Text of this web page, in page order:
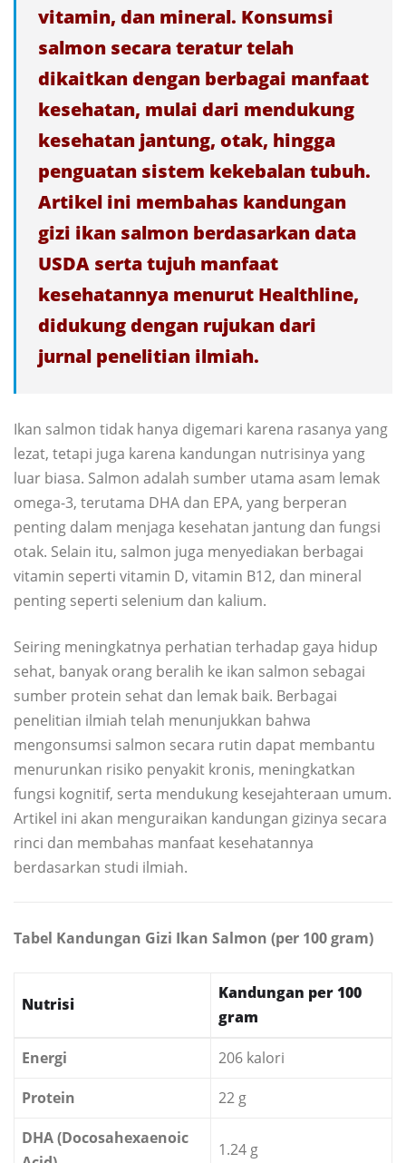
vitamin, dan mineral. Konsumsi
salmon secara teratur telah
dikaitkan dengan berbagai manfaat
kesehatan, mulai dari mendukung
kesehatan jantung, otak, hingga
penguatan sistem kekebalan tubuh.
Artikel ini membahas kandungan
gizi ikan salmon berdasarkan data
USDA serta tujuh manfaat
kesehatannya menurut Healthline,
didukung dengan rujukan dari
jurnal penelitian ilmiah.
Ikan salmon tidak hanya digemari karena rasanya yang
lezat, tetapi juga karena kandungan nutrisinya yang
luar biasa. Salmon adalah sumber utama asam lemak
omega-3, terutama DHA dan EPA, yang berperan
penting dalam menjaga kesehatan jantung dan fungsi
otak. Selain itu, salmon juga menyediakan berbagai
vitamin seperti vitamin D, vitamin B12, dan mineral
penting seperti selenium dan kalium.
Seiring meningkatnya perhatian terhadap gaya hidup
sehat, banyak orang beralih ke ikan salmon sebagai
sumber protein sehat dan lemak baik. Berbagai
penelitian ilmiah telah menunjukkan bahwa
mengonsumsi salmon secara rutin dapat membantu
menurunkan risiko penyakit kronis, meningkatkan
fungsi kognitif, serta mendukung kesejahteraan umum.
Artikel ini akan menguraikan kandungan gizinya secara
rinci dan membahas manfaat kesehatannya
berdasarkan studi ilmiah.
Tabel Kandungan Gizi Ikan Salmon (per 100 gram)
Nutrisi
Kandungan per 100
gram
Energi
206 kalori
Protein
22 g
DHA (Docosahexaenoic
1.24 g